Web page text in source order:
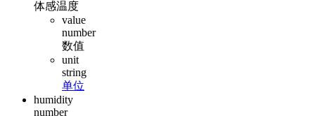
体感温度
value
number
数值
unit
string
单位
humidity
number